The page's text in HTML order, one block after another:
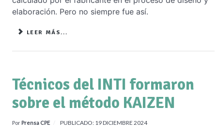
elaboración. Pero no siempre fue así.
LEER MÁS...
Técnicos del INTI formaron
sobre el método KAIZEN
Por Prensa CPE PUBLICADO: 19 DICIEMBRE 2024